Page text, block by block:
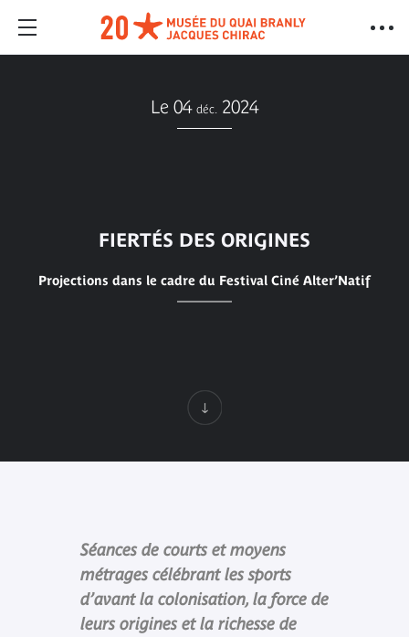
Le 04 déc. 2024
FIERTÉS DES ORIGINES
Projections dans le cadre du Festival Ciné Alter’Natif
Séances de courts et moyens
métrages célébrant les sports
d’avant la colonisation, la force de
leurs origines et la richesse de